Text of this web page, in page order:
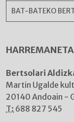
BAT-BATEKO
Bertsolari
Martin Ugalde
20140 Andoain -
T: 688 827 545